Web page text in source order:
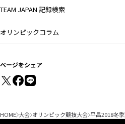
TEAM JAPAN 記録検索
オリンピックコラム
ページをシェア
HOME 大会 オリンピック競技大会 平昌2018冬季